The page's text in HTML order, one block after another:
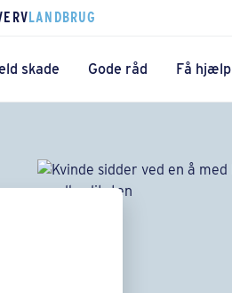
LANDBRUG
skade Gode råd Få hjælp